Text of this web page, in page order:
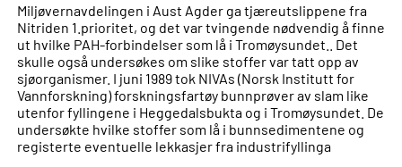
Miljøvernavdelingen i Aust Agder ga tjæreutslippene fra
Nitriden 1.prioritet, og det var tvingende nødvendig å finne
ut hvilke PAH-forbindelser som lå i Tromøysundet.. Det
skulle også undersøkes om slike stoffer var tatt opp av
sjøorganismer. I juni 1989 tok NIVAs (Norsk Institutt for
Vannforskning) forskningsfartøy bunnprøver av slam like
utenfor fyllingene i Heggedalsbukta og i Tromøysundet. De
undersøkte hvilke stoffer som lå i bunnsedimentene og
registerte eventuelle lekkasjer fra industrifyllinga